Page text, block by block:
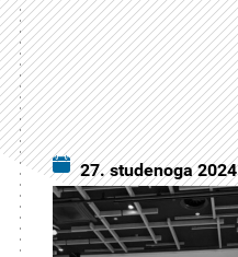
27. studenoga 2024